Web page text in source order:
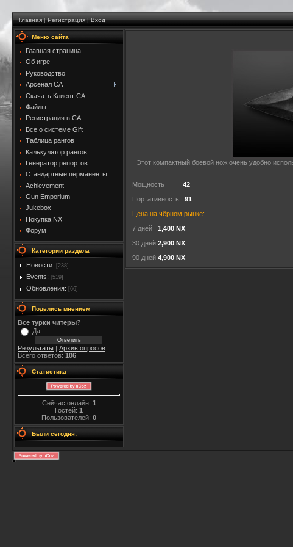
Главная|Регистрация|Вход
Меню сайта
Главная страница
Об игре
Руководство
Арсенал CA
Скачать Клиент CA
Файлы
Регистрация в CA
Все о системе Gift
Таблица рангов
Калькулятор рангов
Генератор репортов
Стандартные перманенты
Achievement
Gun Emporium
Jukebox
Покупка NX
Форум
Категории раздела
Новости: [238]
Events: [519]
Обновления: [66]
Поделись мнением
Все турки читеры?
Да
Результаты | Архив опросов
Всего ответов: 106
Статистика
Сейчас онлайн: 1
Гостей: 1
Пользователей: 0
Были сегодня:
Этот компактный боевой нож очень удобно
Мощность 42
Портативность 91
Цена на чёрном рынке:
7 дней 1,400 NX
30 дней 2,900 NX
90 дней 4,900 NX